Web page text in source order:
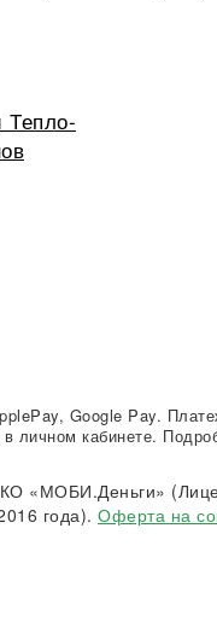
Google Pay.
личном кабинете.
«МОБИ.Деньги»
года). Оферта на